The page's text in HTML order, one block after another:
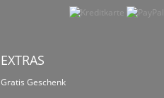
EXTRAS
Gratis Geschenk